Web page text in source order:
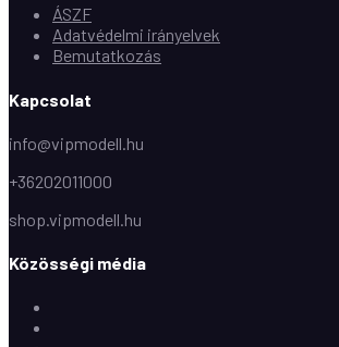
ÁSZF
Adatvédelmi irányelvek
Bemutatkozás
Kapcsolat
info@vipmodell.hu
+36202011000
shop.vipmodell.hu
Közösségi média